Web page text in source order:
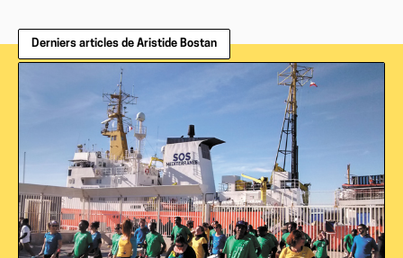
Derniers articles de Aristide Bostan